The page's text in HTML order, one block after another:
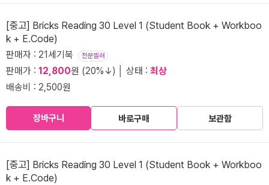
[중고] Bricks Reading 30 Level 1 (Student Book + Workboo
k + E.Code)
판매자 : 21세기북 전문셀러
판매가 : 12,800원 (20%↓) │ 상태 : 최상
배송비 : 2,500원
장바구니 바로구매 보관함
[중고] Bricks Reading 30 Level 1 (Student Book + Workboo
k + E.Code)